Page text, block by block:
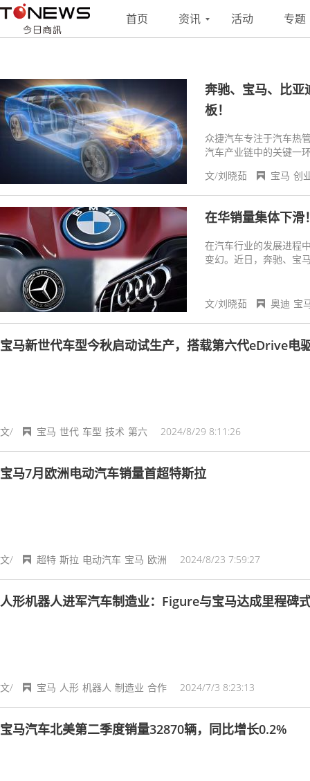
首页 资讯 活动 专题
搜索 联系
奔驰、宝马、比亚
板！
众捷汽车专注于汽车热
汽车产业链中的关键一
文/刘晓茹
宝马 创
在华销量集体下滑
在汽车行业的发展进程
变幻。近日，奔驰、宝
文/刘晓茹
奥迪 宝
宝马新世代车型今秋启动试生产，搭载第六代eDrive电
文/ 2024/8/29 8:11:26
宝马 世代 车型 技术 第六
宝马7月欧洲电动汽车销量首超特斯拉
文/ 2024/8/23 7:59:27
超特 斯拉 电动汽车 宝马 欧洲
人形机器人进军汽车制造业：Figure与宝马达成里程碑
文/ 2024/7/3 8:23:13
宝马 人形 机器人 制造业 合作
宝马汽车北美第二季度销量32870辆，同比增长0.2%